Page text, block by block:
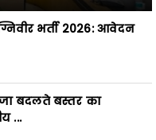
भर्ती 2026: आवेदन
बदलते बस्तर का
...